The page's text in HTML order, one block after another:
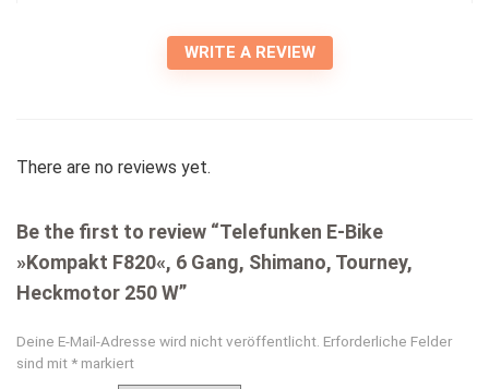
WRITE A REVIEW
There are no reviews yet.
Be the first to review “Telefunken E-Bike
»Kompakt F820«, 6 Gang, Shimano, Tourney,
Heckmotor 250 W”
Deine E-Mail-Adresse wird nicht veröffentlicht. Erforderliche Felder
sind mit * markiert